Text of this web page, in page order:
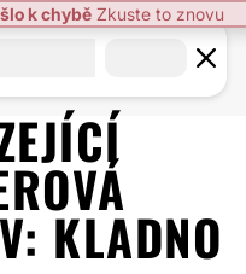
V: KLADNO